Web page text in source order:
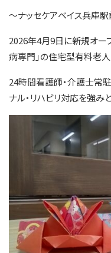
～ナッセケアベイス兵庫
2026年4月9日に新規オー
病専門」の住宅型有料老人
24時間看護師・介護士常
ナル・リハビリ対応を強み